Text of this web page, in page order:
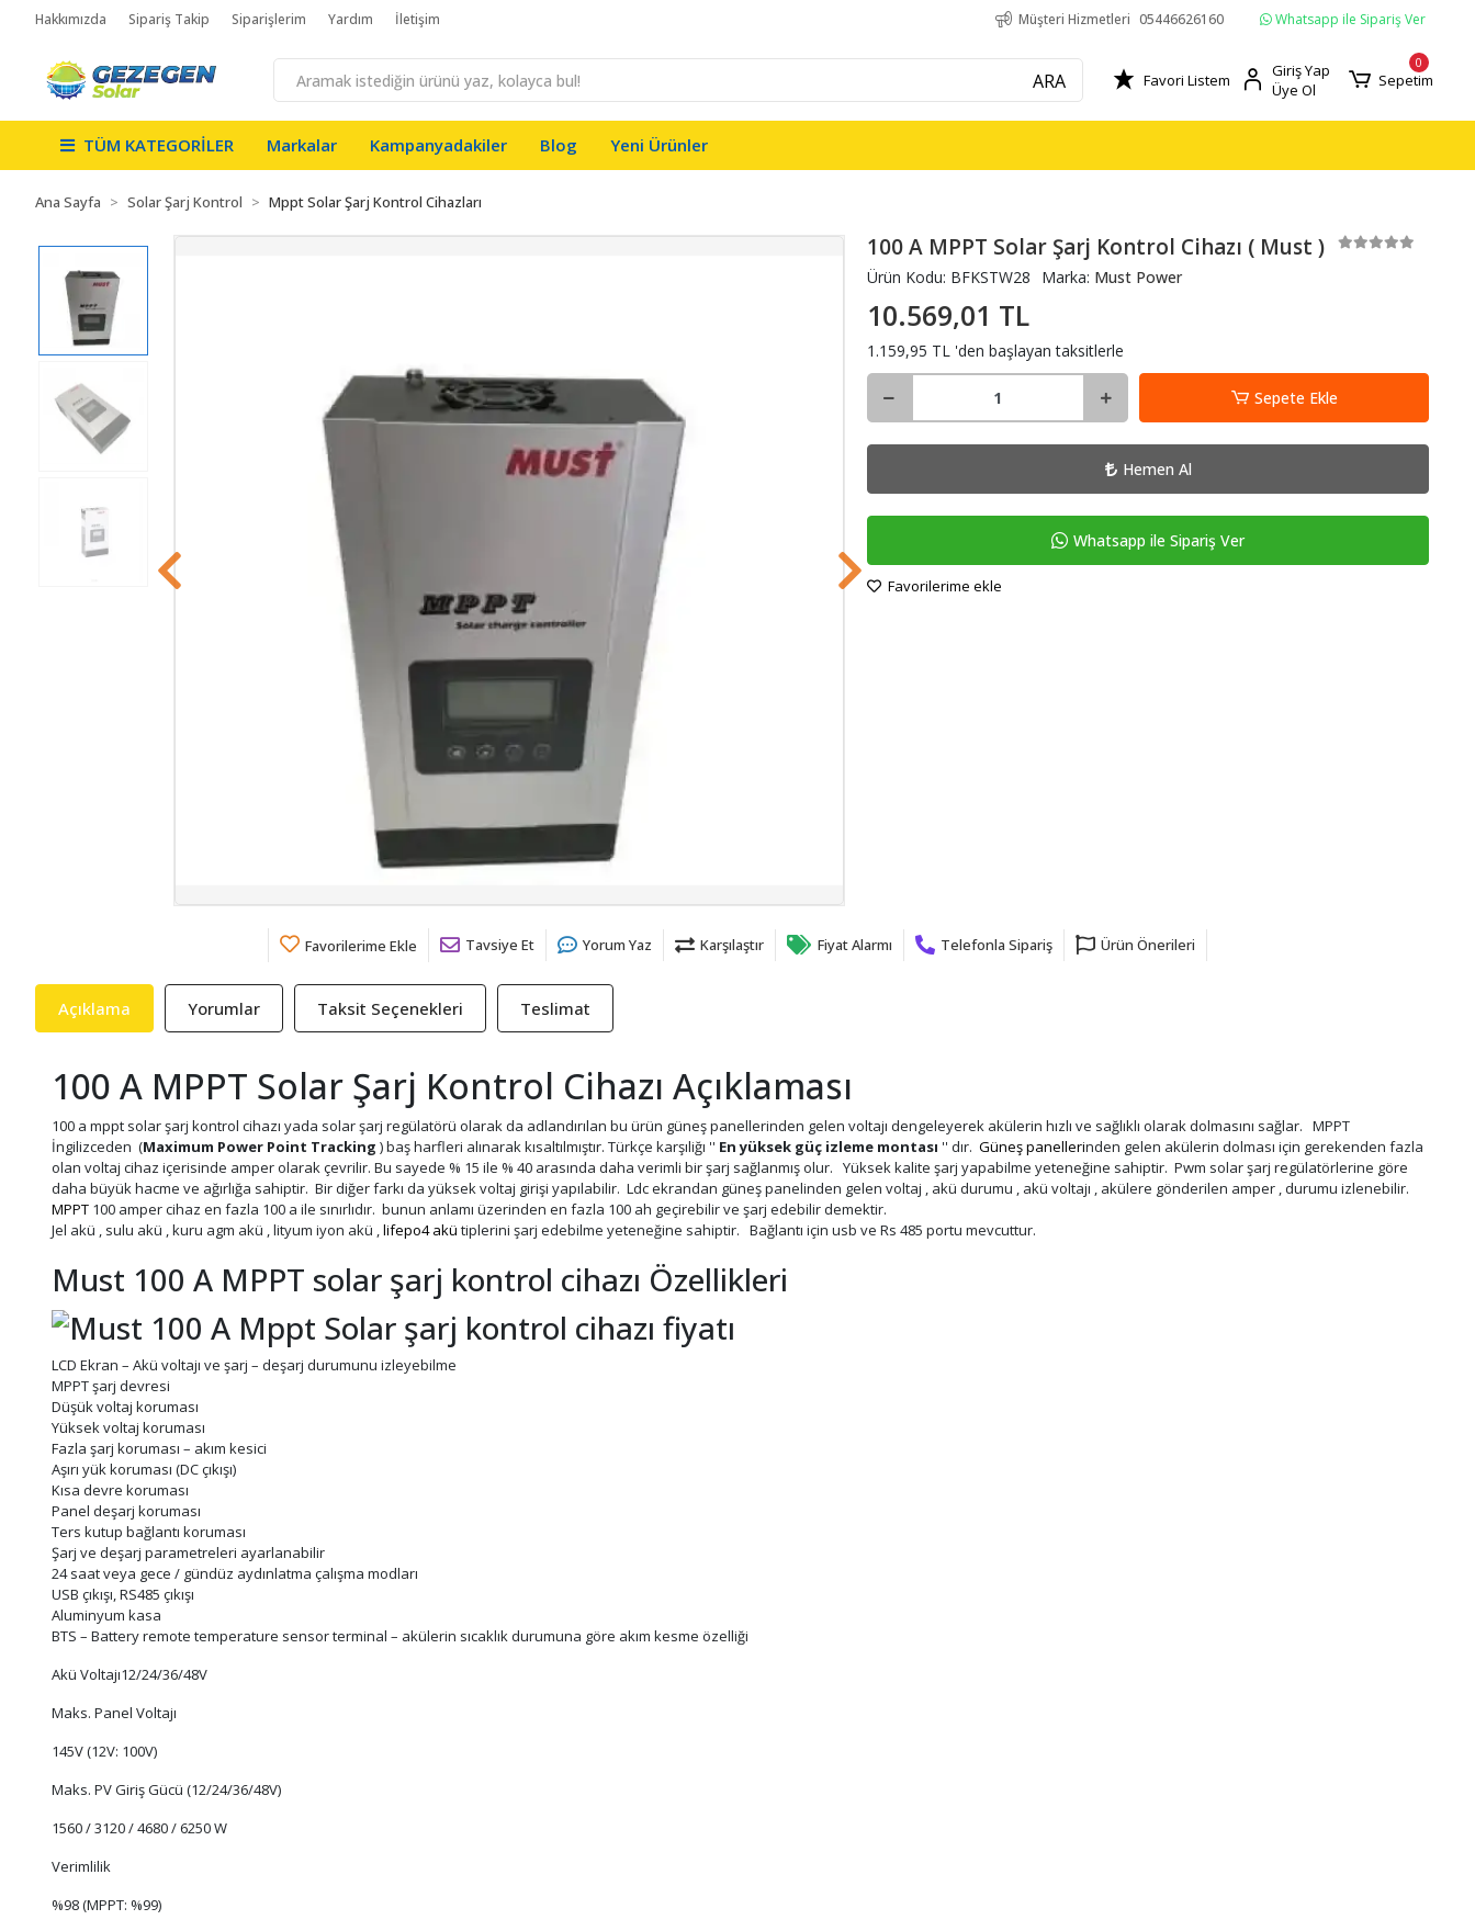
Hakkımızda Sipariş Takip Siparişlerim Yardım İletişim Müşteri Hizmetleri 05446626160 Whatsapp ile Sipariş Ver
ARA Favori Listem
Giriş Yap
Üye Ol
0
Sepetim
TÜM KATEGORİLER Markalar Kampanyadakiler Blog Yeni Ürünler
Ana Sayfa Solar Şarj Kontrol Mppt Solar Şarj Kontrol Cihazları
100 A MPPT Solar Şarj Kontrol Cihazı ( Must )
Ürün Kodu: BFKSTW28 Marka: Must Power
10.569,01 TL
1.159,95 TL 'den başlayan taksitlerle
Sepete Ekle
Hemen Al
Whatsapp ile Sipariş Ver
Favorilerime ekle
Favorilerime Ekle Tavsiye Et Yorum Yaz Karşılaştır Fiyat Alarmı Telefonla Sipariş Ürün Önerileri
Açıklama Yorumlar Taksit Seçenekleri Teslimat
100 A MPPT Solar Şarj Kontrol Cihazı Açıklaması
100 a mppt solar şarj kontrol cihazı yada solar şarj regülatörü olarak da adlandırılan bu ürün güneş panellerinden gelen voltajı dengeleyerek akülerin hızlı ve sağlıklı olarak dolmasını sağlar. MPPT
İngilizceden (Maximum Power Point Tracking ) baş harfleri alınarak kısaltılmıştır. Türkçe karşıliğı '' En yüksek güç izleme montası '' dır. Güneş panellerinden gelen akülerin dolması için gerekenden fazla
olan voltaj cihaz içerisinde amper olarak çevrilir. Bu sayede % 15 ile % 40 arasında daha verimli bir şarj sağlanmış olur. Yüksek kalite şarj yapabilme yeteneğine sahiptir. Pwm solar şarj regülatörlerine göre
daha büyük hacme ve ağırlığa sahiptir. Bir diğer farkı da yüksek voltaj girişi yapılabilir. Ldc ekrandan güneş panelinden gelen voltaj , akü durumu , akü voltajı , akülere gönderilen amper , durumu izlenebilir.
MPPT 100 amper cihaz en fazla 100 a ile sınırlıdır. bunun anlamı üzerinden en fazla 100 ah geçirebilir ve şarj edebilir demektir.
Jel akü , sulu akü , kuru agm akü , lityum iyon akü ,lifepo4 akü tiplerini şarj edebilme yeteneğine sahiptir. Bağlantı için usb ve Rs 485 portu mevcuttur.
Must 100 A MPPT solar şarj kontrol cihazı Özellikleri
LCD Ekran – Akü voltajı ve şarj – deşarj durumunu izleyebilme
MPPT şarj devresi
Düşük voltaj koruması
Yüksek voltaj koruması
Fazla şarj koruması – akım kesici
Aşırı yük koruması (DC çıkışı)
Kısa devre koruması
Panel deşarj koruması
Ters kutup bağlantı koruması
Şarj ve deşarj parametreleri ayarlanabilir
24 saat veya gece / gündüz aydınlatma çalışma modları
USB çıkışı, RS485 çıkışı
Aluminyum kasa
BTS – Battery remote temperature sensor terminal – akülerin sıcaklık durumuna göre akım kesme özelliği
Akü Voltajı12/24/36/48V
Maks. Panel Voltajı
145V (12V: 100V)
Maks. PV Giriş Gücü (12/24/36/48V)
1560 / 3120 / 4680 / 6250 W
Verimlilik
%98 (MPPT: %99)